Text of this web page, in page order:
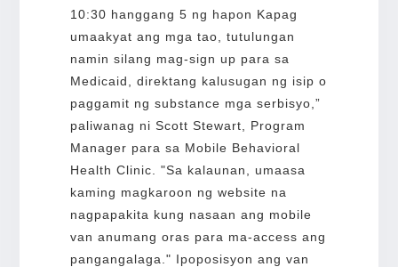
10:30 hanggang 5 ng hapon Kapag
umaakyat ang mga tao, tutulungan
namin silang mag-sign up para sa
Medicaid, direktang kalusugan ng isip o
paggamit ng substance mga serbisyo,”
paliwanag ni Scott Stewart, Program
Manager para sa Mobile Behavioral
Health Clinic. "Sa kalaunan, umaasa
kaming magkaroon ng website na
nagpapakita kung nasaan ang mobile
van anumang oras para ma-access ang
pangangalaga." Ipoposisyon ang van